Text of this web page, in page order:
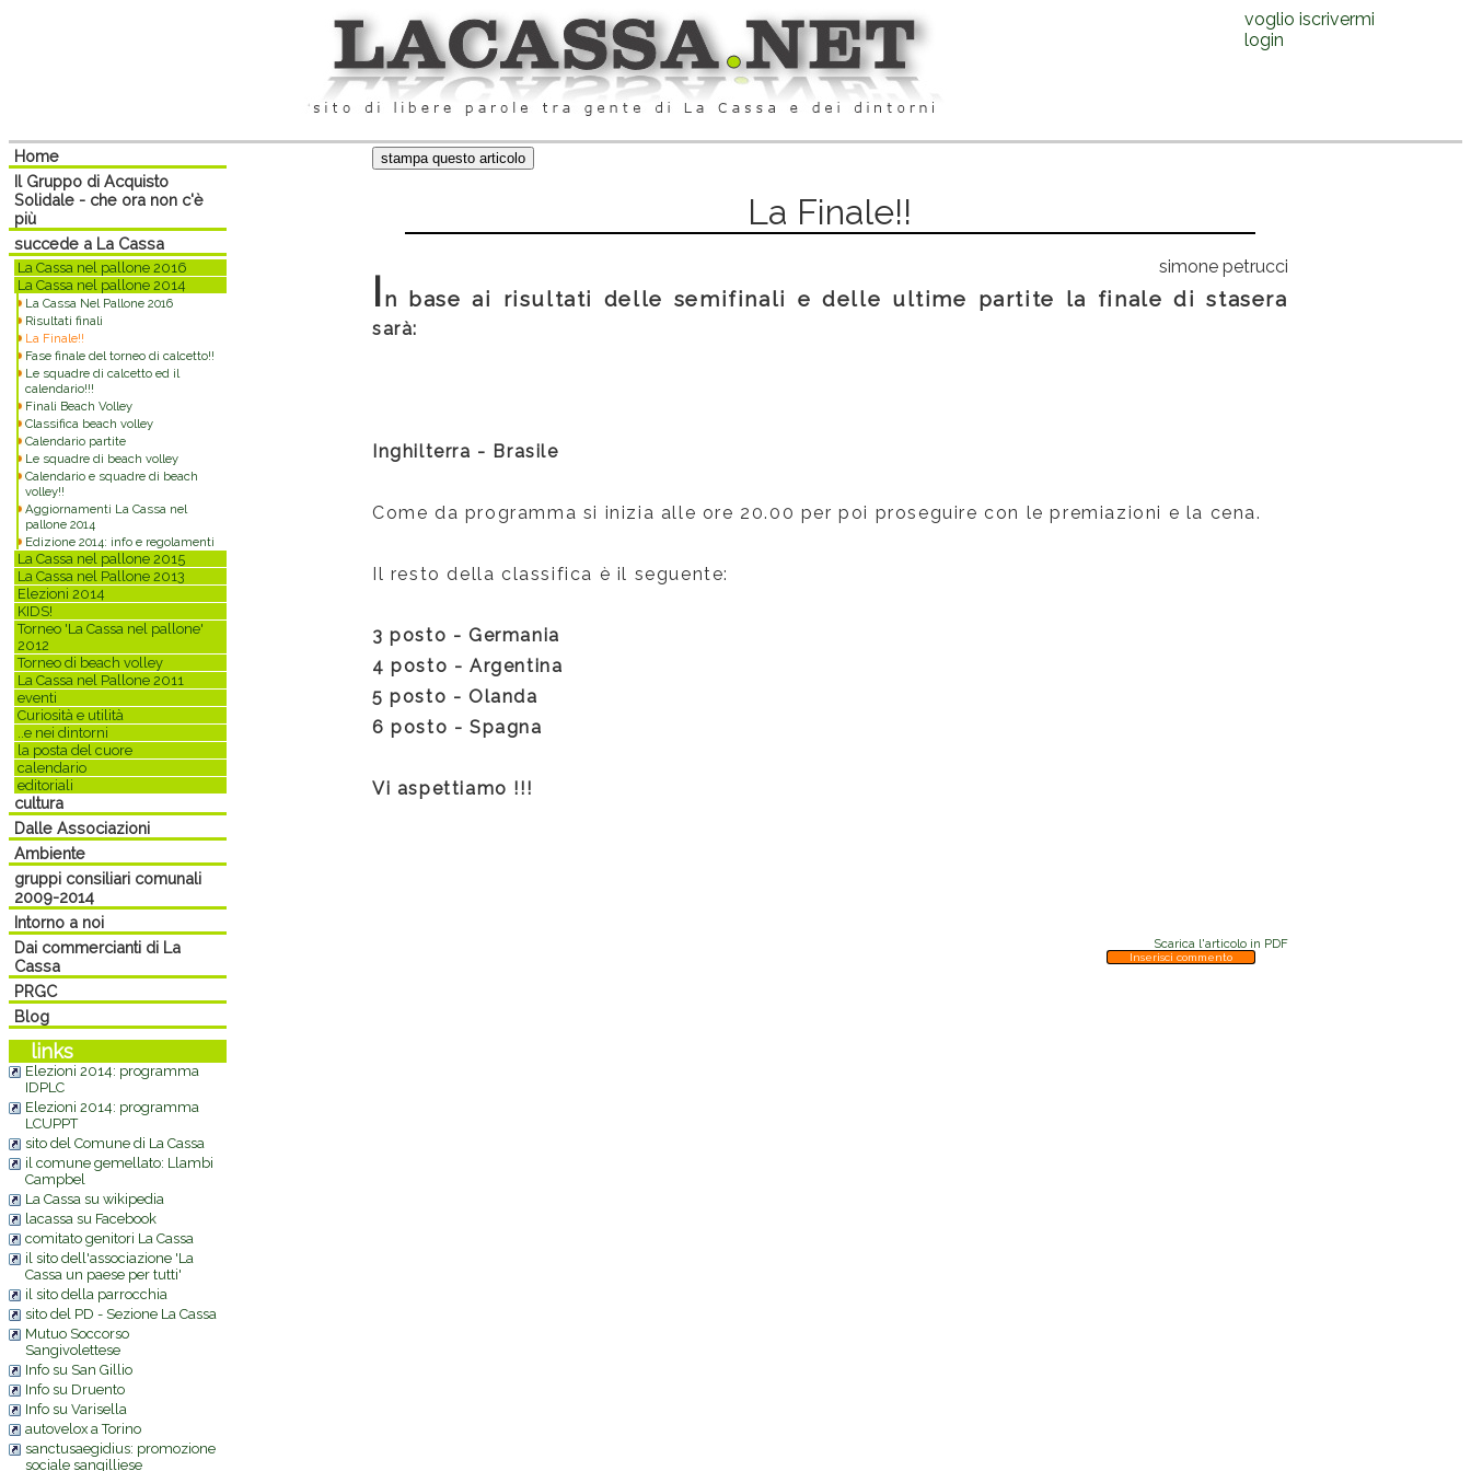
voglio iscrivermi
login
Home
Il Gruppo di Acquisto
Solidale - che ora non c'è
più
succede a La Cassa
La Cassa nel pallone 2016
La Cassa nel pallone 2014
La Cassa Nel Pallone 2016
Risultati finali
La Finale!!
Fase finale del torneo di calcetto!!
Le squadre di calcetto ed il
calendario!!!
Finali Beach Volley
Classifica beach volley
Calendario partite
Le squadre di beach volley
Calendario e squadre di beach
volley!!
Aggiornamenti La Cassa nel
pallone 2014
Edizione 2014: info e regolamenti
La Cassa nel pallone 2015
La Cassa nel Pallone 2013
Elezioni 2014
KIDS!
Torneo 'La Cassa nel pallone'
2012
Torneo di beach volley
La Cassa nel Pallone 2011
eventi
Curiosità e utilità
..e nei dintorni
la posta del cuore
calendario
editoriali
cultura
Dalle Associazioni
Ambiente
gruppi consiliari comunali
2009-2014
Intorno a noi
Dai commercianti di La
Cassa
PRGC
Blog
links
Elezioni 2014: programma
IDPLC
Elezioni 2014: programma
LCUPPT
sito del Comune di La Cassa
il comune gemellato: Llambi
Campbel
La Cassa su wikipedia
lacassa su Facebook
comitato genitori La Cassa
il sito dell'associazione 'La
Cassa un paese per tutti'
il sito della parrocchia
sito del PD - Sezione La Cassa
Mutuo Soccorso
Sangivolettese
Info su San Gillio
Info su Druento
Info su Varisella
autovelox a Torino
sanctusaegidius: promozione
sociale sangilliese
La Finale!!
simone petrucci
In base ai risultati delle semifinali e delle ultime partite la finale di stasera
sarà:
Inghilterra - Brasile
Come da programma si inizia alle ore 20.00 per poi proseguire con le premiazioni e la cena.
Il resto della classifica è il seguente:
3 posto - Germania
4 posto - Argentina
5 posto - Olanda
6 posto - Spagna
Vi aspettiamo !!!
Scarica l'articolo in PDF
Inserisci commento